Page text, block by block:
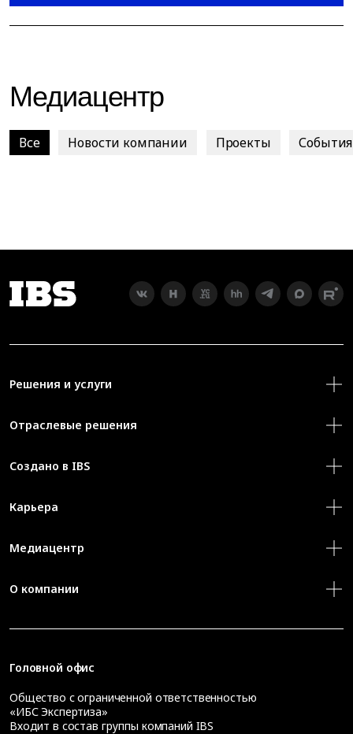
Медиацентр
Все Новости компании Проекты События
Решения и услуги
Отраслевые решения
Создано в IBS
Карьера
Медиацентр
О компании
Головной офис
Общество с ограниченной ответственностью
«ИБС Экспертиза»
Входит в состав группы компаний IBS